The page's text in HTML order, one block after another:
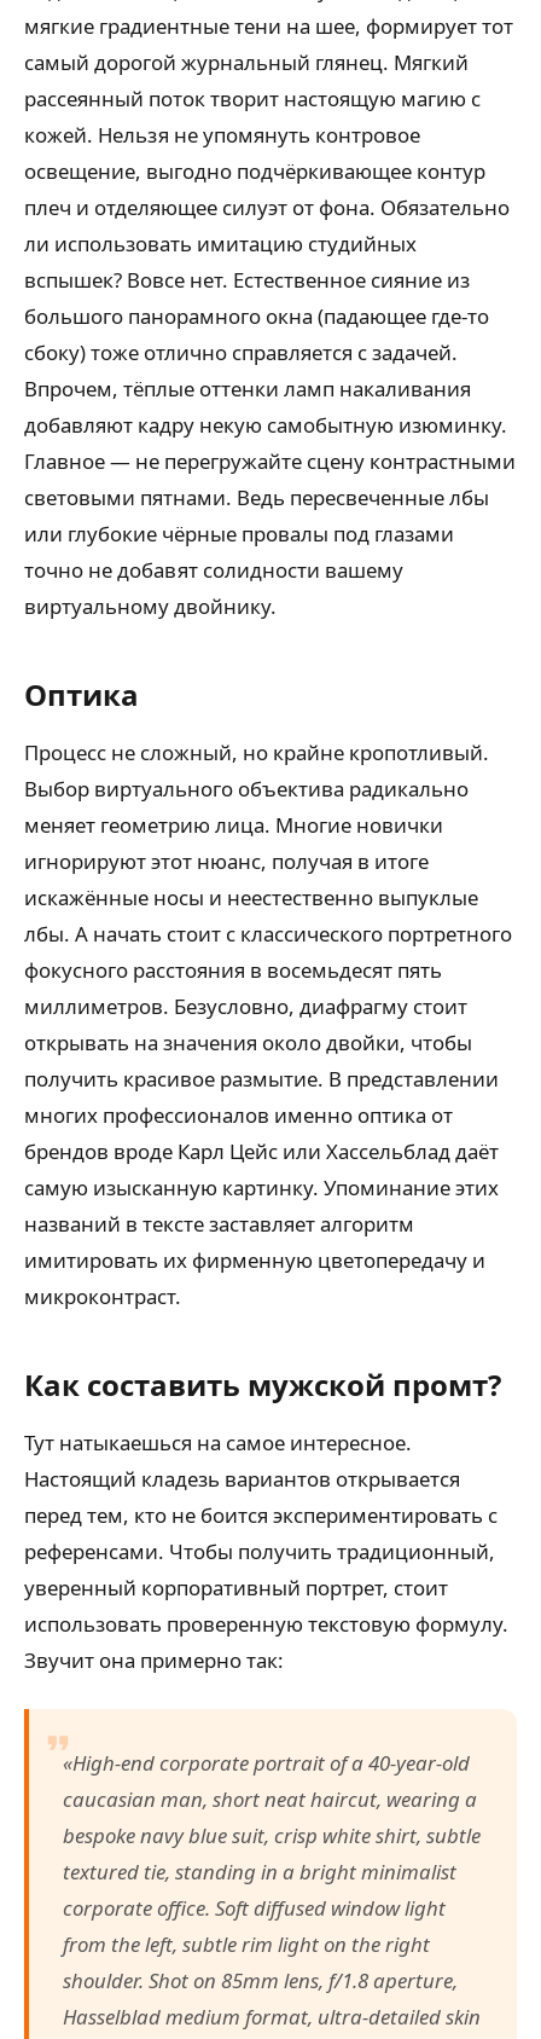
мягкие градиентные тени на шее, формирует тот
самый дорогой журнальный глянец. Мягкий
рассеянный поток творит настоящую магию с
кожей. Нельзя не упомянуть контровое
освещение, выгодно подчёркивающее контур
плеч и отделяющее силуэт от фона. Обязательно
ли использовать имитацию студийных
вспышек? Вовсе нет. Естественное сияние из
большого панорамного окна (падающее где-то
сбоку) тоже отлично справляется с задачей.
Впрочем, тёплые оттенки ламп накаливания
добавляют кадру некую самобытную изюминку.
Главное — не перегружайте сцену контрастными
световыми пятнами. Ведь пересвеченные лбы
или глубокие чёрные провалы под глазами
точно не добавят солидности вашему
виртуальному двойнику.
Оптика
Процесс не сложный, но крайне кропотливый.
Выбор виртуального объектива радикально
меняет геометрию лица. Многие новички
игнорируют этот нюанс, получая в итоге
искажённые носы и неестественно выпуклые
лбы. А начать стоит с классического портретного
фокусного расстояния в восемьдесят пять
миллиметров. Безусловно, диафрагму стоит
открывать на значения около двойки, чтобы
получить красивое размытие. В представлении
многих профессионалов именно оптика от
брендов вроде Карл Цейс или Хассельблад даёт
самую изысканную картинку. Упоминание этих
названий в тексте заставляет алгоритм
имитировать их фирменную цветопередачу и
микроконтраст.
Как составить мужской промт?
Тут натыкаешься на самое интересное.
Настоящий кладезь вариантов открывается
перед тем, кто не боится экспериментировать с
референсами. Чтобы получить традиционный,
уверенный корпоративный портрет, стоит
использовать проверенную текстовую формулу.
Звучит она примерно так:
«High-end corporate portrait of a 40-year-old
caucasian man, short neat haircut, wearing a
bespoke navy blue suit, crisp white shirt, subtle
textured tie, standing in a bright minimalist
corporate office. Soft diffused window light
from the left, subtle rim light on the right
shoulder. Shot on 85mm lens, f/1.8 aperture,
Hasselblad medium format, ultra-detailed skin